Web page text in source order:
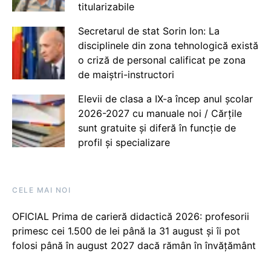
titularizabile
Secretarul de stat Sorin Ion: La
disciplinele din zona tehnologică există
o criză de personal calificat pe zona
de maiștri-instructori
Elevii de clasa a IX-a încep anul școlar
2026-2027 cu manuale noi / Cărțile
sunt gratuite și diferă în funcție de
profil și specializare
CELE MAI NOI
OFICIAL Prima de carieră didactică 2026: profesorii
primesc cei 1.500 de lei până la 31 august și îi pot
folosi până în august 2027 dacă rămân în învățământ